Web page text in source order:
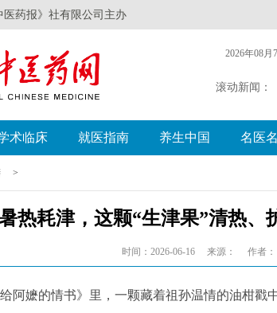
医药报》社有限公司主办
2026年08月
滚动新闻：
术临床 就医指南 养生中国 名医
>
暑热耗津，这颗“生津果”清热
时间：2026-06-16 来源： 作者：
阿嬷的情书》里，一颗藏着祖孙温情的油柑戳